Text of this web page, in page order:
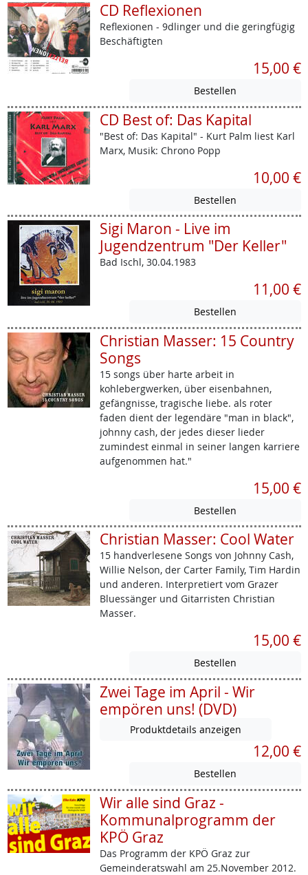
CD Reflexionen
Reflexionen - 9dlinger und die geringfügig
Beschäftigten
15,00 €
CD Best of: Das Kapital
"Best of: Das Kapital" - Kurt Palm liest Karl
Marx, Musik: Chrono Popp
10,00 €
Sigi Maron - Live im
Jugendzentrum "Der Keller"
Bad Ischl, 30.04.1983
11,00 €
Christian Masser: 15 Country
Songs
15 songs über harte arbeit in
kohlebergwerken, über eisenbahnen,
gefängnisse, tragische liebe. als roter
faden dient der legendäre "man in black",
johnny cash, der jedes dieser lieder
zumindest einmal in seiner langen karriere
aufgenommen hat."
15,00 €
Christian Masser: Cool Water
15 handverlesene Songs von Johnny Cash,
Willie Nelson, der Carter Family, Tim Hardin
und anderen. Interpretiert vom Grazer
Bluessänger und Gitarristen Christian
Masser.
15,00 €
Zwei Tage im April - Wir
empören uns! (DVD)
Produktdetails anzeigen
12,00 €
Wir alle sind Graz -
Kommunalprogramm der
KPÖ Graz
Das Programm der KPÖ Graz zur
Gemeinderatswahl am 25.November 2012.